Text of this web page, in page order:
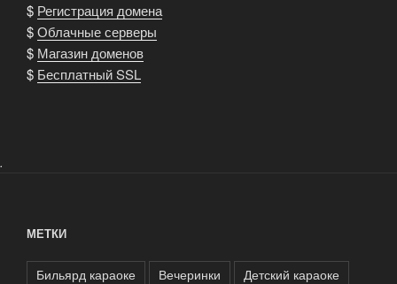
$ Регистрация домена
$Облачные серверы
$ Магазин доменов
$ Бесплатный SSL
.
МЕТКИ
Бильярд караоке Вечеринки
Детский караоке